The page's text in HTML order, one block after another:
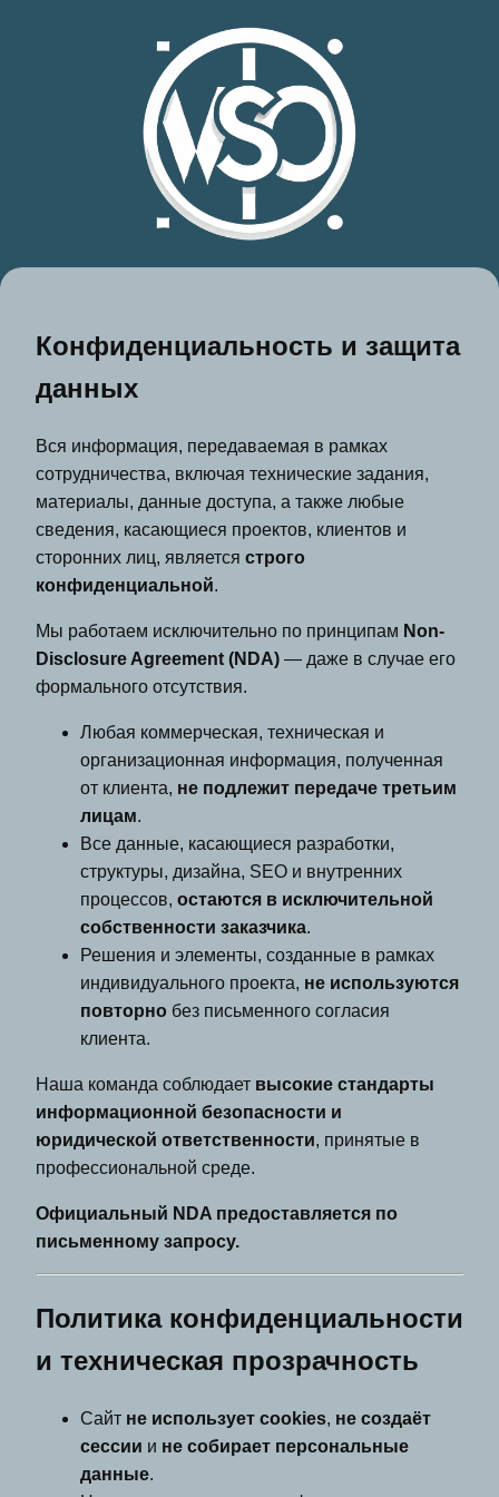
Конфиденциальность и защита
данных
Вся информация, передаваемая в рамках
сотрудничества, включая технические задания,
материалы, данные доступа, а также любые
сведения, касающиеся проектов, клиентов и
сторонних лиц, является строго
конфиденциальной.
Мы работаем исключительно по принципам Non-
Disclosure Agreement (NDA) — даже в случае его
формального отсутствия.
Любая коммерческая, техническая и
организационная информация, полученная
от клиента, не подлежит передаче третьим
лицам.
Все данные, касающиеся разработки,
структуры, дизайна, SEO и внутренних
процессов, остаются в исключительной
собственности заказчика.
Решения и элементы, созданные в рамках
индивидуального проекта, не используются
повторно без письменного согласия
клиента.
Наша команда соблюдает высокие стандарты
информационной безопасности и
юридической ответственности, принятые в
профессиональной среде.
Официальный NDA предоставляется по
письменному запросу.
Политика конфиденциальности
и техническая прозрачность
Сайт не использует cookies, не создаёт
сессии и не собирает персональные
данные.